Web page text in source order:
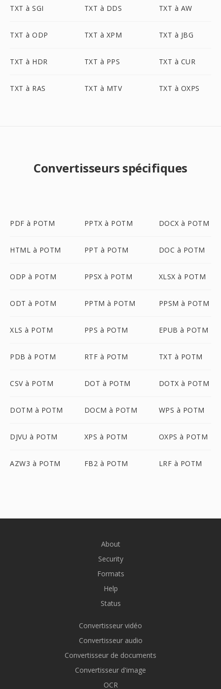
TXT à SGI TXT à DDS TXT à AW
TXT à ODP TXT à XPM TXT à JBG
TXT à HDR TXT à PPS TXT à CUR
TXT à RAS TXT à MTV TXT à OXPS
Convertisseurs spécifiques
PDF à POTM PPTX à POTM DOCX à POTM
HTML à POTM PPT à POTM DOC à POTM
ODP à POTM PPSX à POTM XLSX à POTM
ODT à POTM PPTM à POTM PPSM à POTM
XLS à POTM PPS à POTM EPUB à POTM
PDB à POTM RTF à POTM TXT à POTM
CSV à POTM DOT à POTM DOTX à POTM
DOTM à POTM DOCM à POTM WPS à POTM
DJVU à POTM XPS à POTM OXPS à POTM
AZW3 à POTM FB2 à POTM LRF à POTM
About
Security
Formats
Help
Status
Convertisseur vidéo
Convertisseur audio
Convertisseur de documents
Convertisseur d'image
OCR